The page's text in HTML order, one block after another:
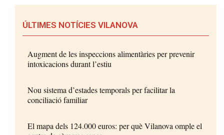
ÚLTIMES NOTÍCIES VILANOVA
Augment de les inspeccions alimentàries per prevenir
intoxicacions durant l’estiu
Nou sistema d’estades temporals per facilitar la
conciliació familiar
El mapa dels 124.000 euros: per què Vilanova omple el